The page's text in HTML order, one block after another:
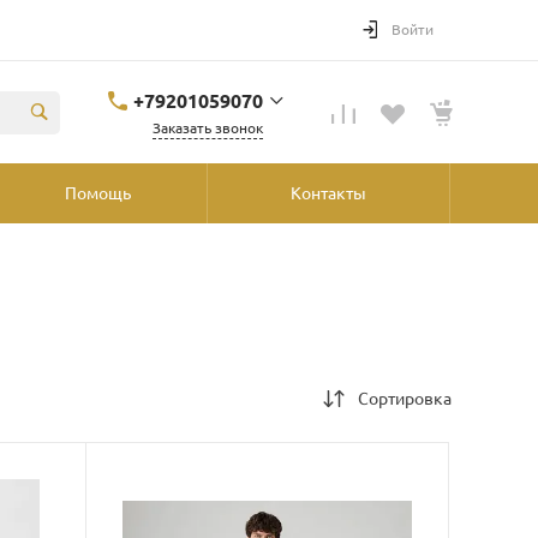
Войти
+79201059070
Заказать звонок
Помощь Контакты
Сортировка